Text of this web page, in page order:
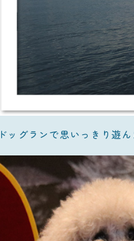
ドッグランで思いっきり遊